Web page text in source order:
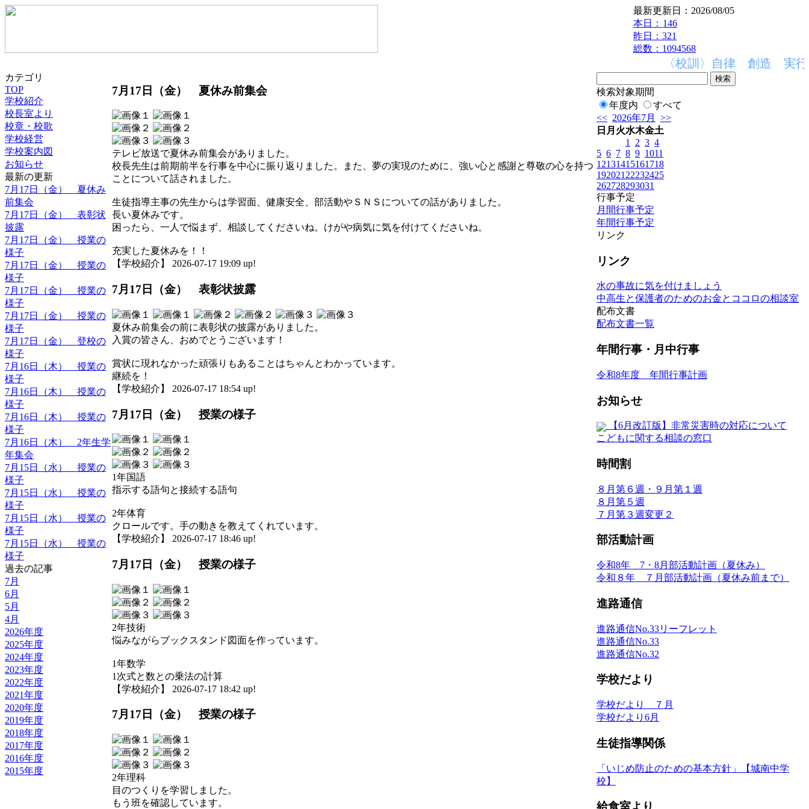
最新更新日：2026/08/05
本日： 146
昨日：321
総数：1094568
〈校訓〉自律 創造 実行 〈
カテゴリ
TOP
学校紹介
校長室より
校章・校歌
学校経営
学校案内図
お知らせ
最新の更新
7月17日（金） 夏休み
前集会
7月17日（金） 表彰状
披露
7月17日（金） 授業の
様子
7月17日（金） 授業の
様子
7月17日（金） 授業の
様子
7月17日（金） 授業の
様子
7月17日（金） 登校の
様子
7月16日（木） 授業の
様子
7月16日（木） 授業の
様子
7月16日（木） 授業の
様子
7月16日（木） 2年生学
年集会
7月15日（水） 授業の
様子
7月15日（水） 授業の
様子
7月15日（水） 授業の
様子
7月15日（水） 授業の
様子
過去の記事
7月
6月
5月
4月
2026年度
2025年度
2024年度
2023年度
2022年度
2021年度
2020年度
2019年度
2018年度
2017年度
2016年度
2015年度
7月17日（金） 夏休み前集会
テレビ放送で夏休み前集会がありました。
校長先生は前期前半を行事を中心に振り返りました。また、夢の実現のために、強い心と感謝と尊敬の心を持つ
ことについて話されました。
生徒指導主事の先生からは学習面、健康安全、部活動やＳＮＳについての話がありました。
長い夏休みです。
困ったら、一人で悩まず、相談してくださいね。けがや病気に気を付けてくださいね。
充実した夏休みを！！
【学校紹介】 2026-07-17 19:09 up!
7月17日（金） 表彰状披露
夏休み前集会の前に表彰状の披露がありました。
入賞の皆さん、おめでとうございます！
賞状に現れなかった頑張りもあることはちゃんとわかっています。
継続を！
【学校紹介】 2026-07-17 18:54 up!
7月17日（金） 授業の様子
1年国語
指示する語句と接続する語句
2年体育
クロールです。手の動きを教えてくれています。
【学校紹介】 2026-07-17 18:46 up!
7月17日（金） 授業の様子
2年技術
悩みながらブックスタンド図面を作っています。
1年数学
1次式と数との乗法の計算
【学校紹介】 2026-07-17 18:42 up!
7月17日（金） 授業の様子
2年理科
目のつくりを学習しました。
もう班を確認しています。
検索対象期間
年度内
すべて
<< 2026年7月
>>
日 月 火水木金土
1
2 3 4
5 6 7 8 9 1011
12131415161718
192021 22232425
262728293031
行事予定
月間行事予定
年間行事予定
リンク
リンク
水の事故に気を付けましょう
中高生と保護者のためのお金とココロの相談室
配布文書
配布文書一覧
年間行事・月中行事
令和8年度 年間行事計画
お知らせ
【6月改訂版】非常災害時の対応について
こどもに関する相談の窓口
時間割
８月第６週・９月第１週
８月第５週
７月第３週変更２
部活動計画
令和8年 7・8月部活動計画（夏休み）
令和８年 ７月部活動計画（夏休み前まで）
進路通信
進路通信No.33リーフレット
進路通信No.33
進路通信No.32
学校だより
学校だより ７月
学校だより6月
生徒指導関係
「いじめ防止のための基本方針」【城南中学
校】
給食室より